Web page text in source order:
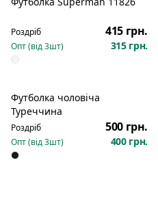
Роздріб 415 грн.
Опт (від3шт) 315 грн.
Футболка чоловіча
Туреччина
Роздріб 500 грн.
Опт (від3шт) 400 грн.